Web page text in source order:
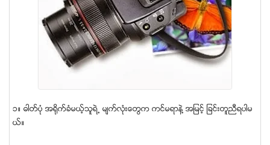
၁။ ဓါတ္ပံု အရုိက္ခံမယ့္သူရဲ႕ မ်က္လံုးေတြက ကင္မရာနဲ႔ အျမင့္ ျခင္းတူညီရပါမ
ယ္။